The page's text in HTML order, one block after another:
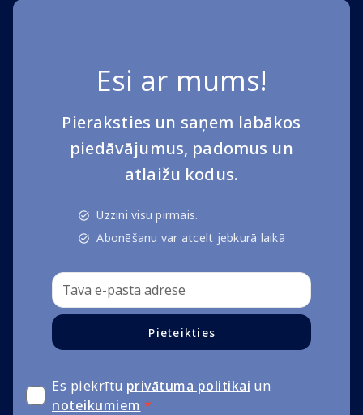
Esi ar mums!
Pieraksties un saņem labākos
piedāvājumus, padomus un
atlaižu kodus.
Uzzini visu pirmais.
Abonēšanu var atcelt jebkurā laikā
Pieteikties
Es piekrītu privātuma politikai un
noteikumiem *